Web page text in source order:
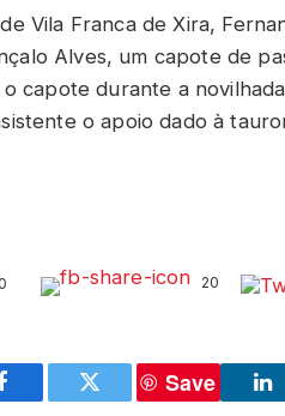
Vila Franca de Xira,
Alves, um capote de
capote durante a
o apoio dado à
0 20
Facebook Twitter
Save